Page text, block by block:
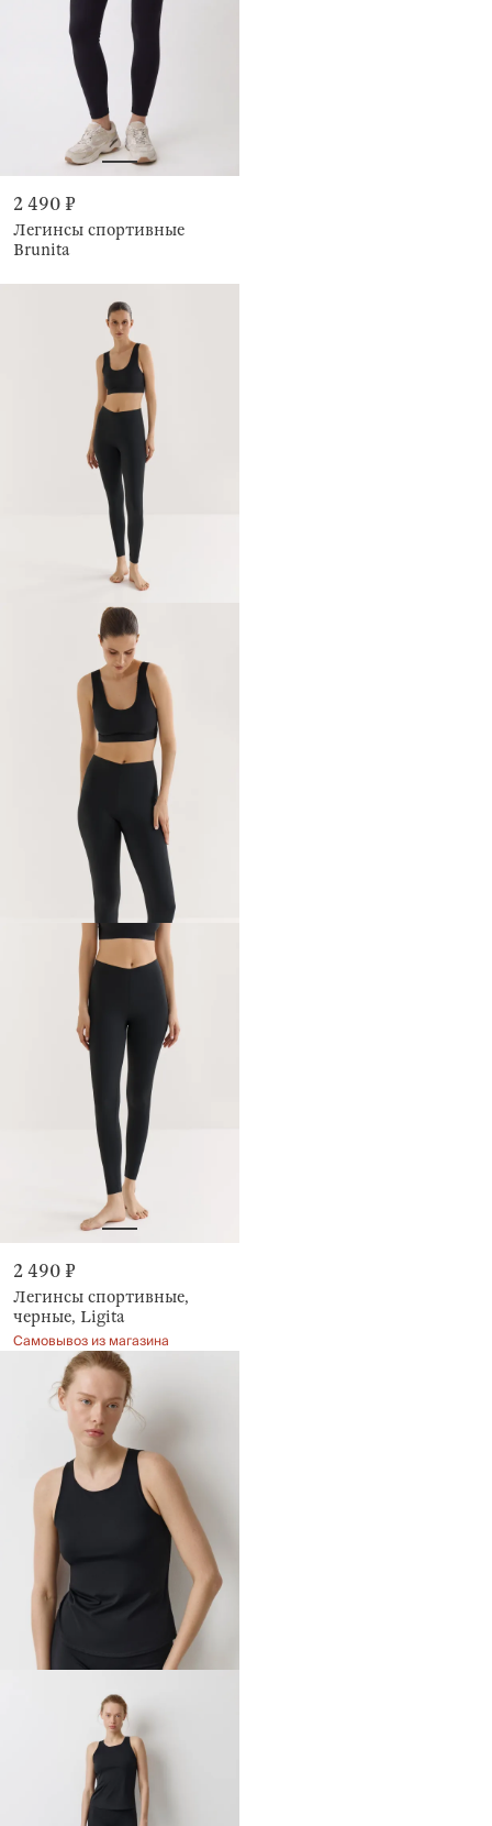
2 490 ₽
Легинсы спортивные
Brunita
2 490 ₽
Легинсы спортивные,
черные, Ligita
Самовывоз из магазина